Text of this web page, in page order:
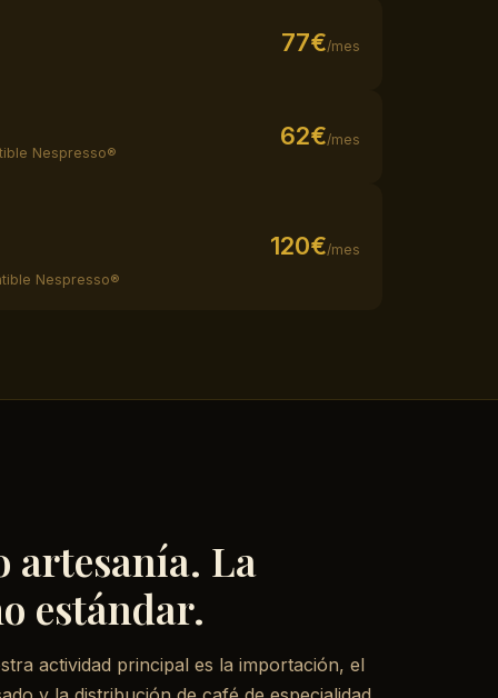
77€/mes
Nespresso®
62€/mes
Nespresso®
120€/mes
artesanía. La
estándar.
actividad principal es la importación, el